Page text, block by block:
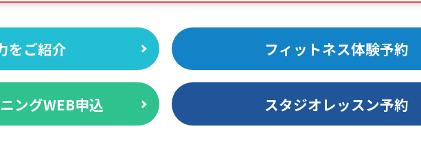
をご紹介 フィットネス体験予約
ングWEB申込 スタジオレッスン予約